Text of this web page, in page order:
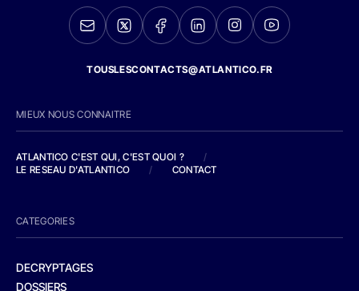
TOUSLESCONTACTS@ATLANTICO.FR
MIEUX NOUS CONNAITRE
ATLANTICO C'EST QUI, C'EST QUOI ?
/
LE RESEAU D'ATLANTICO
/ CONTACT
CATEGORIES
DECRYPTAGES
DOSSIERS